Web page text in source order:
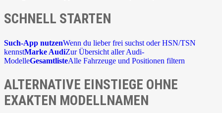
SCHNELL STARTEN
Such-App nutzenWenn du lieber frei suchst oder HSN/TSN
kennstMarke AudiZur Übersicht aller Audi-
ModelleGesamtlisteAlle Fahrzeuge und Positionen filtern
ALTERNATIVE EINSTIEGE OHNE
EXAKTEN MODELLNAMEN